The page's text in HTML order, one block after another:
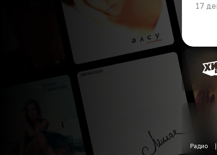
17
Радио